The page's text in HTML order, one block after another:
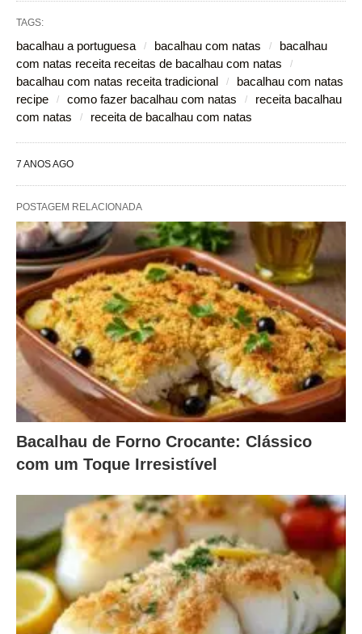
TAGS:
bacalhau a portuguesa bacalhau com natas
bacalhau
com natas receita receitas de bacalhau com natas
bacalhau com natas receita tradicional
bacalhau com natas
recipe
como fazer bacalhau com natas
receita bacalhau
com natas
receita de bacalhau com natas
7 ANOS AGO
POSTAGEM RELACIONADA
Bacalhau de Forno Crocante: Clássico
com um Toque Irresistível